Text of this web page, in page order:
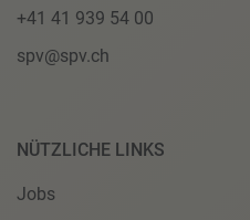
+41 41 939 54 00
spv@spv.ch
NÜTZLICHE LINKS
Jobs